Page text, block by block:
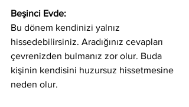
Beşinci Evde:
Bu dönem kendinizi yalnız
hissedebilirsiniz. Aradığınız cevapları
çevrenizden bulmanız zor olur. Buda
kişinin kendisini huzursuz hissetmesine
neden olur.